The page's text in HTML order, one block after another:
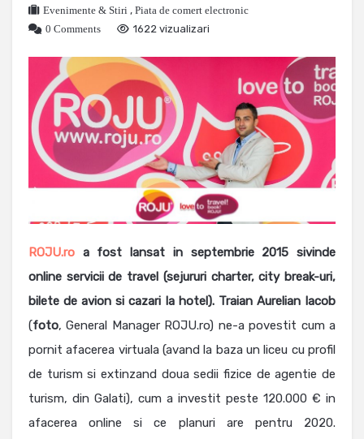
Evenimente & Stiri , Piata de comert electronic
0 Comments
1622 vizualizari
ROJU.ro a fost lansat in septembrie 2015 sivinde
online servicii de travel (sejururi charter, city break-uri,
bilete de avion si cazari la hotel). Traian Aurelian Iacob
(foto, General Manager ROJU.ro) ne-a povestit cum a
pornit afacerea virtuala (avand la baza un liceu cu profil
de turism si extinzand doua sedii fizice de agentie de
turism, din Galati), cum a investit peste 120.000 € in
afacerea online si ce planuri are pentru 2020.